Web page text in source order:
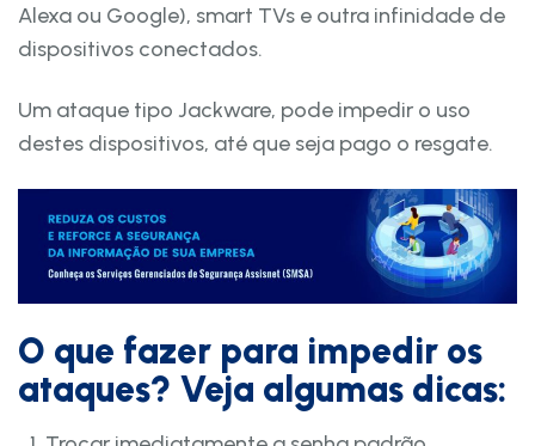
Alexa ou Google), smart TVs e outra infinidade de
dispositivos conectados.
Um ataque tipo Jackware, pode impedir o uso
destes dispositivos, até que seja pago o resgate.
O que fazer para impedir os
ataques? Veja algumas dicas: